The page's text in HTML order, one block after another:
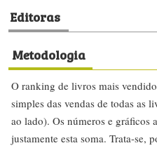
Editoras
Metodologia
O ranking de livros mais
simples das vendas de todas as
ao lado). Os números e gráficos
justamente esta soma. Trata-se,